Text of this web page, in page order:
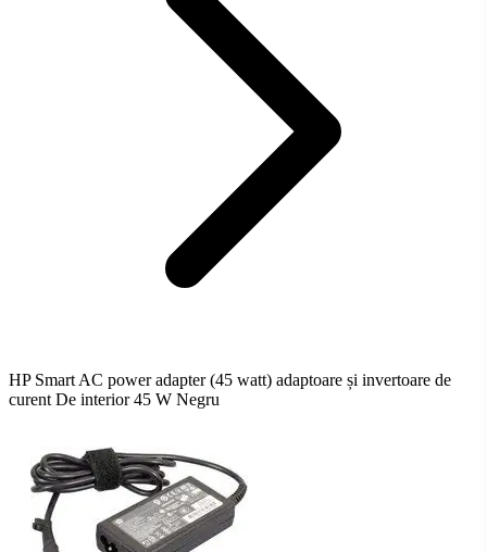
HP Smart AC power adapter (45 watt) adaptoare și invertoare de
curent De interior 45 W Negru